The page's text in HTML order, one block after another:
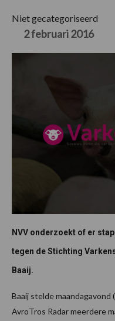
Niet gecategoriseerd
2 februari 2016
NVV onderzoekt of er
tegen de Stichting
Baaij.
Baaij stelde
AvroTros Radar meerdere